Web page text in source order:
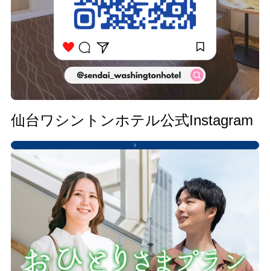
仙台ワシントンホテル公式Instagram